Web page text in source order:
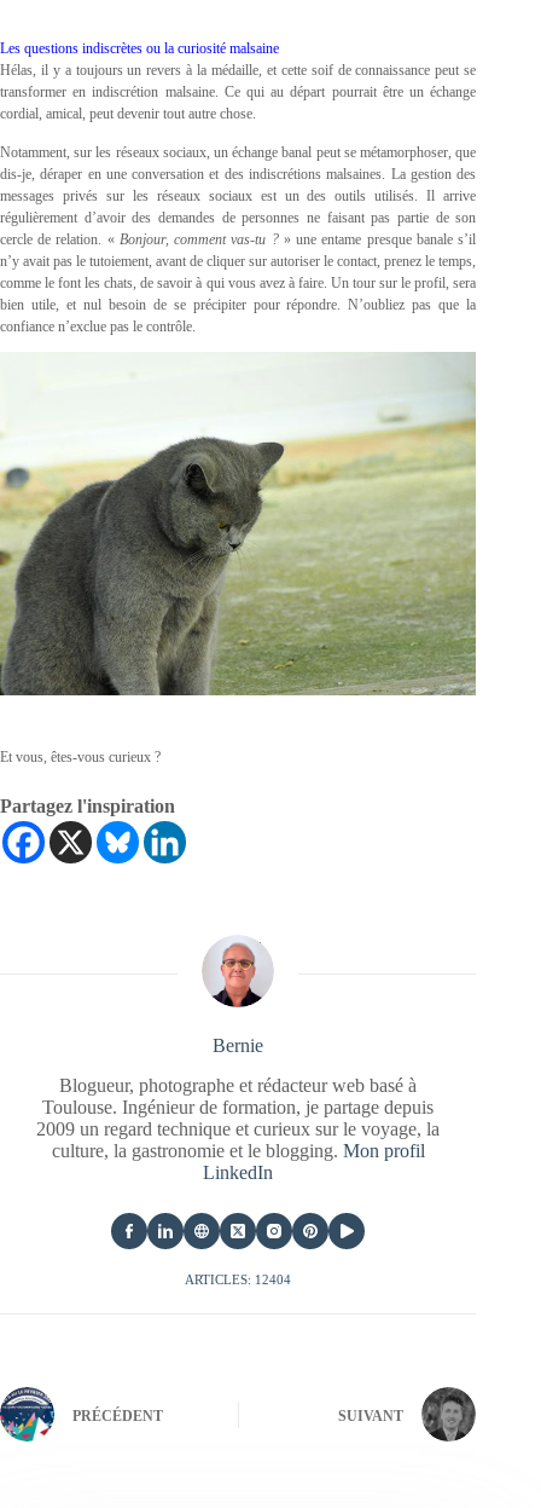
Les questions indiscrètes ou la curiosité malsaine
Hélas, il y a toujours un revers à la médaille, et cette soif de connaissance peut se
transformer en indiscrétion malsaine. Ce qui au départ pourrait être un échange
cordial, amical, peut devenir tout autre chose.
Notamment, sur les réseaux sociaux, un échange banal peut se métamorphoser, que
dis-je, déraper en une conversation et des indiscrétions malsaines. La gestion des
messages privés sur les réseaux sociaux est un des outils utilisés. Il arrive
régulièrement d’avoir des demandes de personnes ne faisant pas partie de son
cercle de relation. « Bonjour, comment vas-tu ?» une entame presque banale s’il
n’y avait pas le tutoiement, avant de cliquer sur autoriser le contact, prenez le temps,
comme le font les chats, de savoir à qui vous avez à faire. Un tour sur le profil, sera
bien utile, et nul besoin de se précipiter pour répondre. N’oubliez pas que la
confiance n’exclue pas le contrôle.
Et vous, êtes-vous curieux ?
Partagez l'inspiration
Bernie
Blogueur, photographe et rédacteur web basé à
Toulouse. Ingénieur de formation, je partage depuis
2009 un regard technique et curieux sur le voyage, la
culture, la gastronomie et le blogging. Mon profil
LinkedIn
ARTICLES: 12404
PRÉCÉDENT SUIVANT